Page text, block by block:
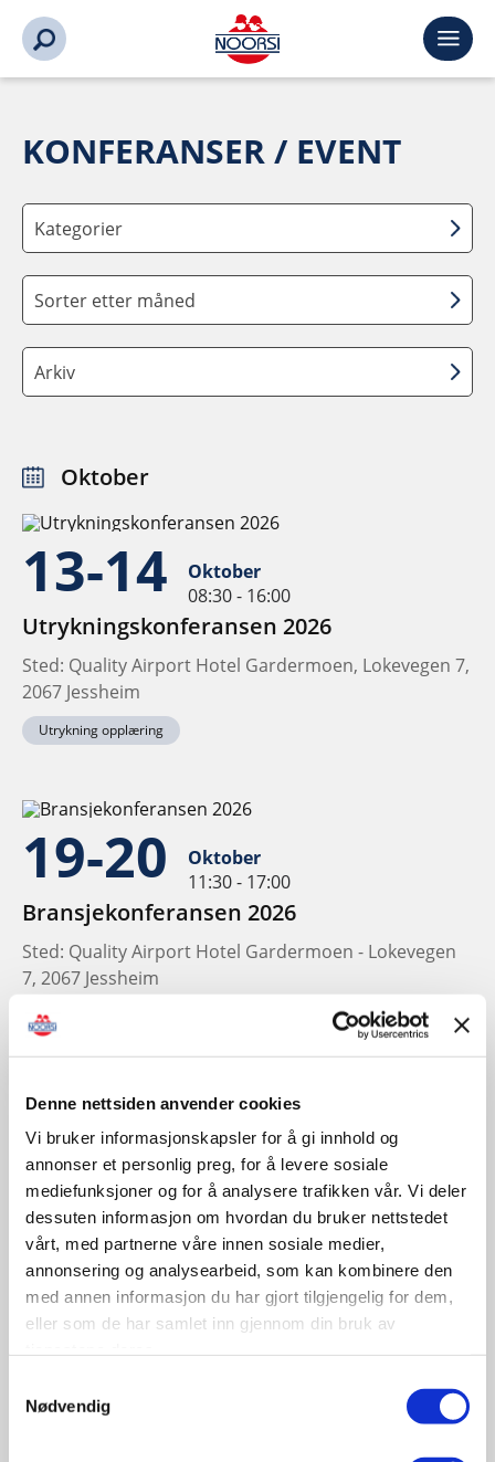
Denne nettsiden anvender cookies
Vi bruker informasjonskapsler for å gi innhold og
annonser et personlig preg, for å levere sosiale
mediefunksjoner og for å analysere trafikken vår. Vi deler
dessuten informasjon om hvordan du bruker nettstedet
vårt, med partnerne våre innen sosiale medier,
annonsering og analysearbeid, som kan kombinere den
med annen informasjon du har gjort tilgjengelig for dem,
eller som de har samlet inn gjennom din bruk av
Nødvendig
KONFERANSER / EVENT
Kategorier
Sorter etter måned
Arkiv
Oktober
13-14
Oktober
08:30 - 16:00
Utrykningskonferansen 2026
Sted: Quality Airport Hotel Gardermoen, Lokevegen 7,
2067 Jessheim
Utrykning opplæring
19-20
Oktober
11:30 - 17:00
Bransjekonferansen 2026
Sted: Quality Airport Hotel Gardermoen - Lokevegen
7, 2067 Jessheim
Sertifisert opplæring/kontroll
November
09-10
November
11:30 - 17:00
Tungbilkonferansen 2026
Tungbil etterutdanning